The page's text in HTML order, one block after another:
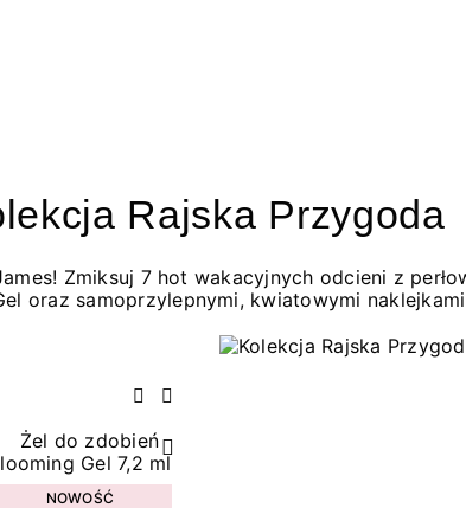
Rajska Przygoda
Zmiksuj 7 hot wakacyjnych odcieni z
oraz samoprzylepnymi, kwiatowymi
Poprzedni
Następny
NOWOŚĆ